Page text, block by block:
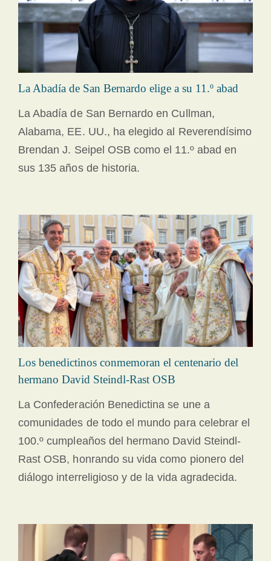
La Abadía de San Bernardo elige a su 11.º abad
La Abadía de San Bernardo en Cullman,
Alabama, EE. UU., ha elegido al Reverendísimo
Brendan J. Seipel OSB como el 11.º abad en
sus 135 años de historia.
Los benedictinos conmemoran el centenario del
hermano David Steindl-Rast OSB
La Confederación Benedictina se une a
comunidades de todo el mundo para celebrar el
100.º cumpleaños del hermano David Steindl-
Rast OSB, honrando su vida como pionero del
diálogo interreligioso y de la vida agradecida.